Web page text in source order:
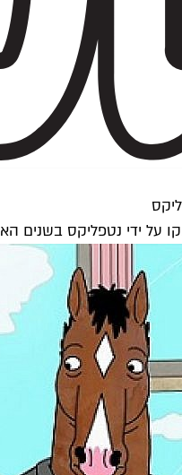
על ידי נטפליקס בשנים